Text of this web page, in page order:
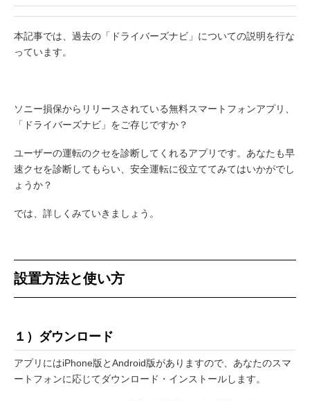
本記事では、過去の「ドライバーズナビ」についての説明を行な
っています。
ソニー損保からリリースされている無料スマートフォンアプリ、
「ドライバーズナビ」をご存じですか？
ユーザーの運転のクセを診断してくれるアプリです。あなたも早
速クセを診断してもらい、安全運転に役立ててみてはいかがでし
ょうか？
では、詳しくみていきましょう。
設置方法と使い方
１）ダウンロード
アプリにはiPhone版とAndroid版がありますので、あなたのスマ
ートフォンに応じてダウンロード・インストールします。